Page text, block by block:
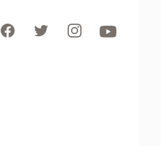
FacebookTwitterInstagramYoutube